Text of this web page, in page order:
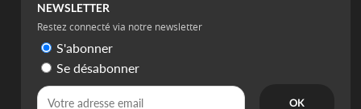
NEWSLETTER
Restez connecté via notre newsletter
S'abonner
Se désabonner